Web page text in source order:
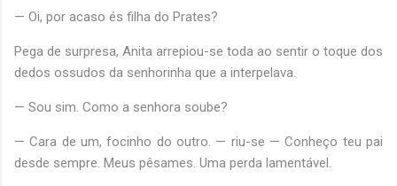
— Oi, por acaso és filha do Prates?
Pega de surpresa, Anita arrepiou-se toda ao sentir o toque dos
dedos ossudos da senhorinha que a interpelava.
— Sou sim. Como a senhora soube?
— Cara de um, focinho do outro. — riu-se — Conheço teu pai
desde sempre. Meus pêsames. Uma perda lamentável.